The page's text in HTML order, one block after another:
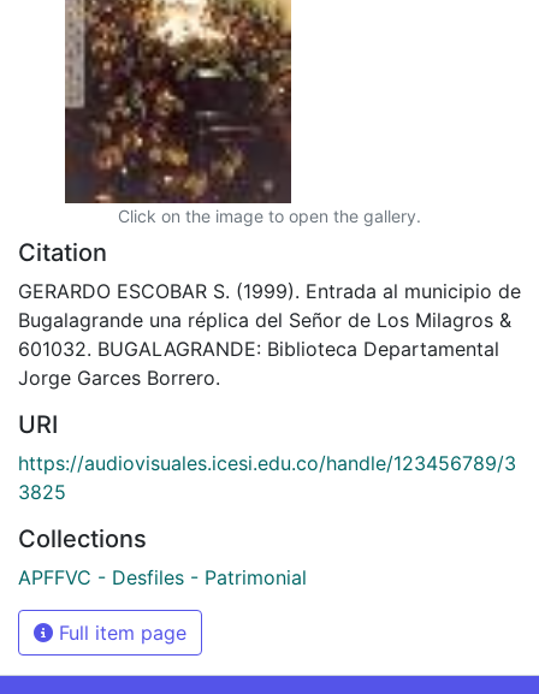
Click on the image to open the gallery.
Citation
GERARDO ESCOBAR S. (1999). Entrada al municipio de
Bugalagrande una réplica del Señor de Los Milagros &
601032. BUGALAGRANDE: Biblioteca Departamental
Jorge Garces Borrero.
URI
https://audiovisuales.icesi.edu.co/handle/123456789/3
3825
Collections
APFFVC - Desfiles - Patrimonial
Full item page